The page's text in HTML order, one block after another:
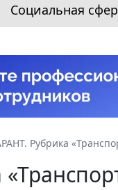
Социальная
Рубрика